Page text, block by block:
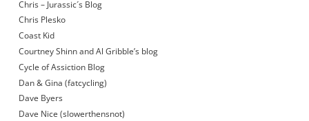
Chris – Jurassic´s Blog
Chris Plesko
Coast Kid
Courtney Shinn and Al Gribble’s blog
Cycle of Assiction Blog
Dan & Gina (fatcycling)
Dave Byers
Dave Nice (slowerthensnot)